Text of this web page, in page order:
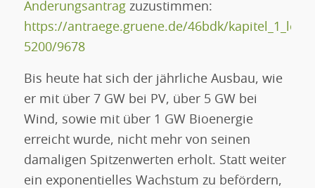
Änderungsantragzuzustimmen:
https://antraege.gruene.de/46bdk/
5200/9678
Bis heute hat sich der jährliche Ausbau, wie
er mit über 7 GW bei PV, über 5 GW bei
Wind, sowie mit über 1 GW Bioenergie
erreicht wurde, nicht mehr von seinen
damaligen Spitzenwerten erholt. Statt weiter
ein exponentielles Wachstum zu befördern,